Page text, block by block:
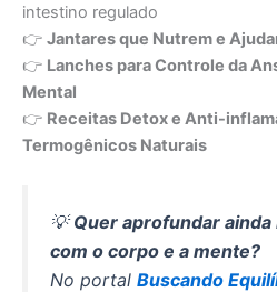
intestino regulado
👉 Jantares que Nutrem e
👉 Lanches para Controle da
Mental
👉 Receitas Detox e Anti-
Termogênicos Naturais
💡Quer aprofundar
com o corpo e a mente?
No portal Buscando